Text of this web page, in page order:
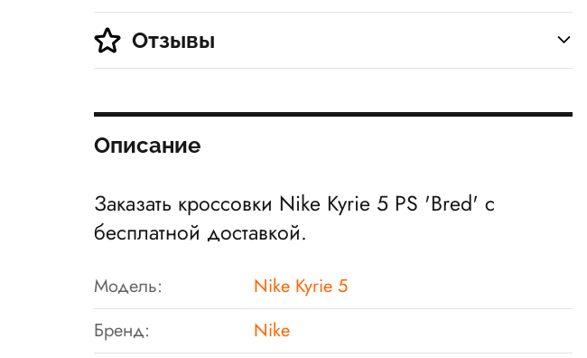
Отзывы
Описание
Заказать кроссовки Nike Kyrie 5 PS 'Bred' с
бесплатной доставкой.
Модель:
Nike Kyrie 5
Бренд:
Nike